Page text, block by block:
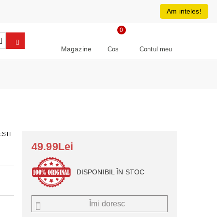
RON
Magazine Cos
0
Contul meu
49.99Lei
DISPONIBIL ÎN STOC
Îmi doresc
Am inteles!